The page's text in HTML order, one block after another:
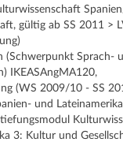
gültig ab SS 2011 >
(Schwerpunkt Sprach-
IKEASAngMA120,
(WS 2009/10 - SS
und
3: Kultur und